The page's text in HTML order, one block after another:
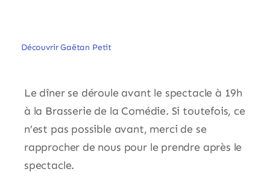
Découvrir Gaëtan Petit
Le dîner se déroule avant le spectacle à 19h
à la Brasserie de la Comédie. Si toutefois, ce
n’est pas possible avant, merci de se
rapprocher de nous pour le prendre après le
spectacle.